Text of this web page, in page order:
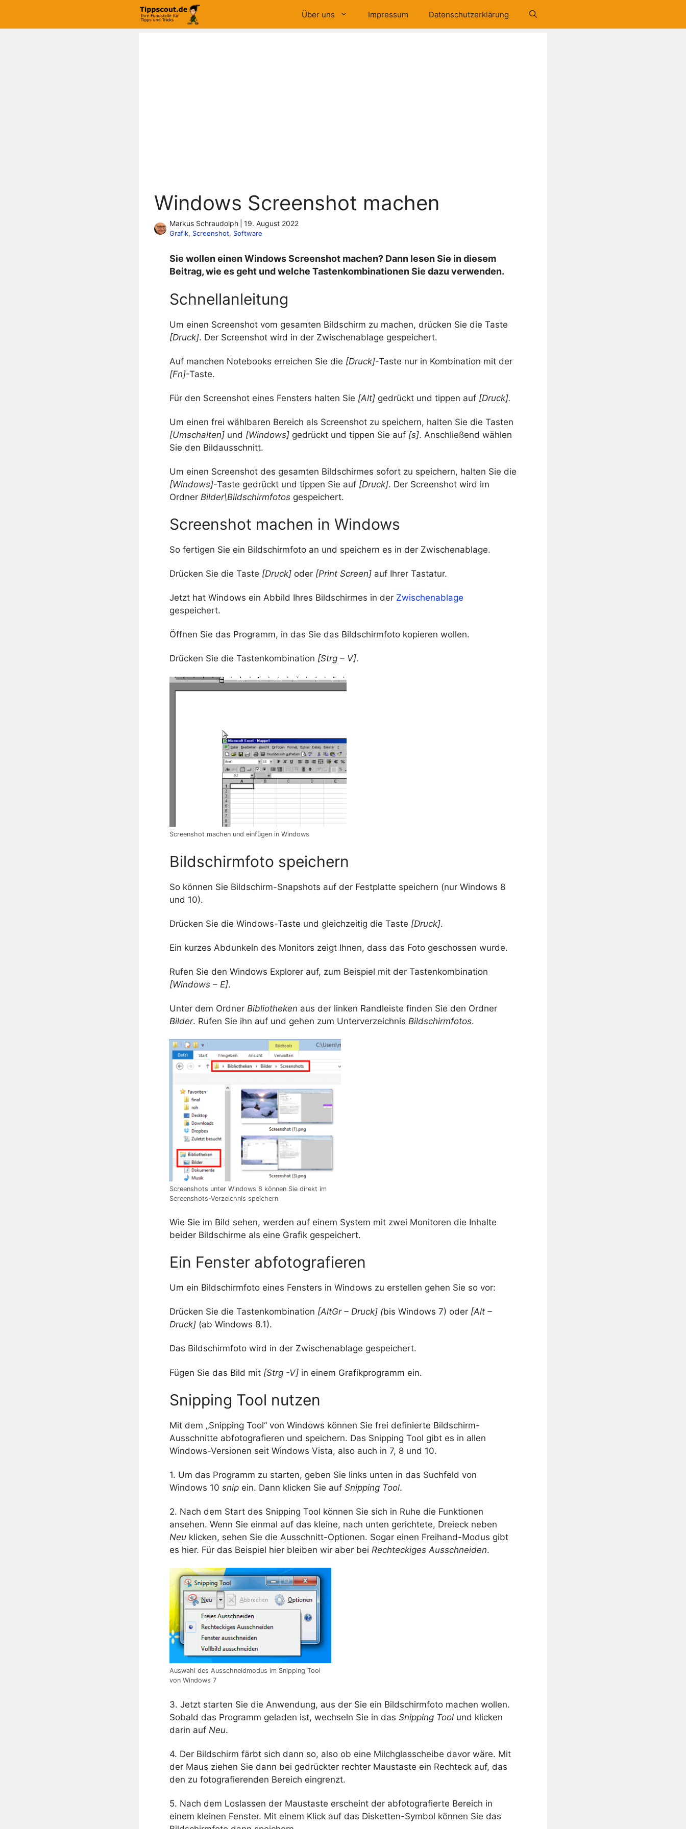
springen
Über uns Impressum Datenschutzerklärung
Windows Screenshot machen
Markus Schraudolph 19. August 2022
Grafik, Screenshot, Software
Sie wollen einen Windows Screenshot machen? Dann lesen Sie in diesem
Beitrag, wie es geht und welche Tastenkombinationen Sie dazu verwenden.
Schnellanleitung
Um einen Screenshot vom gesamten Bildschirm zu machen, drücken Sie die Taste
[Druck]. Der Screenshot wird in der Zwischenablage gespeichert.
Auf manchen Notebooks erreichen Sie die [Druck]-Taste nur in Kombination mit der
[Fn]-Taste.
Für den Screenshot eines Fensters halten Sie [Alt] gedrückt und tippen auf [Druck].
Um einen frei wählbaren Bereich als Screenshot zu speichern, halten Sie die Tasten
[Umschalten] und [Windows] gedrückt und tippen Sie auf [s]. Anschließend wählen
Sie den Bildausschnitt.
Um einen Screenshot des gesamten Bildschirmes sofort zu speichern, halten Sie die
[Windows]-Taste gedrückt und tippen Sie auf [Druck]. Der Screenshot wird im
Ordner Bilder\Bildschirmfotos gespeichert.
Screenshot machen in Windows
So fertigen Sie ein Bildschirmfoto an und speichern es in der Zwischenablage.
Drücken Sie die Taste [Druck] oder [Print Screen] auf Ihrer Tastatur.
Jetzt hat Windows ein Abbild Ihres Bildschirmes in der Zwischenablage
gespeichert.
Öffnen Sie das Programm, in das Sie das Bildschirmfoto kopieren wollen.
Drücken Sie die Tastenkombination [Strg – V].
Screenshot machen und einfügen in Windows
Bildschirmfoto speichern
So können Sie Bildschirm-Snapshots auf der Festplatte speichern (nur Windows 8
und 10).
Drücken Sie die Windows-Taste und gleichzeitig die Taste [Druck].
Ein kurzes Abdunkeln des Monitors zeigt Ihnen, dass das Foto geschossen wurde.
Rufen Sie den Windows Explorer auf, zum Beispiel mit der Tastenkombination
[Windows – E].
Unter dem Ordner Bibliotheken aus der linken Randleiste finden Sie den Ordner
Bilder. Rufen Sie ihn auf und gehen zum Unterverzeichnis Bildschirmfotos.
Screenshots unter Windows 8 können Sie direkt im
Screenshots-Verzeichnis speichern
Wie Sie im Bild sehen, werden auf einem System mit zwei Monitoren die Inhalte
beider Bildschirme als eine Grafik gespeichert.
Ein Fenster abfotografieren
Um ein Bildschirmfoto eines Fensters in Windows zu erstellen gehen Sie so vor:
Drücken Sie die Tastenkombination [AltGr – Druck] (bis Windows 7) oder [Alt –
Druck] (ab Windows 8.1).
Das Bildschirmfoto wird in der Zwischenablage gespeichert.
Fügen Sie das Bild mit [Strg -V] in einem Grafikprogramm ein.
Snipping Tool nutzen
Mit dem „Snipping Tool“ von Windows können Sie frei definierte Bildschirm-
Ausschnitte abfotografieren und speichern. Das Snipping Tool gibt es in allen
Windows-Versionen seit Windows Vista, also auch in 7, 8 und 10.
1. Um das Programm zu starten, geben Sie links unten in das Suchfeld von
Windows 10 snip ein. Dann klicken Sie auf Snipping Tool.
2. Nach dem Start des Snipping Tool können Sie sich in Ruhe die Funktionen
ansehen. Wenn Sie einmal auf das kleine, nach unten gerichtete, Dreieck neben
Neu klicken, sehen Sie die Ausschnitt-Optionen. Sogar einen Freihand-Modus gibt
es hier. Für das Beispiel hier bleiben wir aber bei Rechteckiges Ausschneiden.
Auswahl des Ausschneidmodus im Snipping Tool
von Windows 7
3. Jetzt starten Sie die Anwendung, aus der Sie ein Bildschirmfoto machen wollen.
Sobald das Programm geladen ist, wechseln Sie in das Snipping Tool und klicken
darin auf Neu.
4. Der Bildschirm färbt sich dann so, also ob eine Milchglasscheibe davor wäre. Mit
der Maus ziehen Sie dann bei gedrückter rechter Maustaste ein Rechteck auf, das
den zu fotografierenden Bereich eingrenzt.
5. Nach dem Loslassen der Maustaste erscheint der abfotografierte Bereich in
einem kleinen Fenster. Mit einem Klick auf das Disketten-Symbol können Sie das